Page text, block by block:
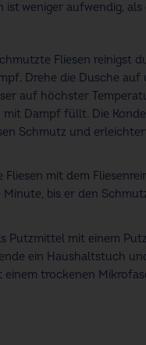
ist weniger aufwendig, als
Fliesen reinigst
Drehe die Dusche auf
auf höchster
mit Dampf füllt. Die
Schmutz und
Fliesen mit dem
Minute, bis er den
Putzmittel mit einem
ein Haushaltstuch
einem trockenen